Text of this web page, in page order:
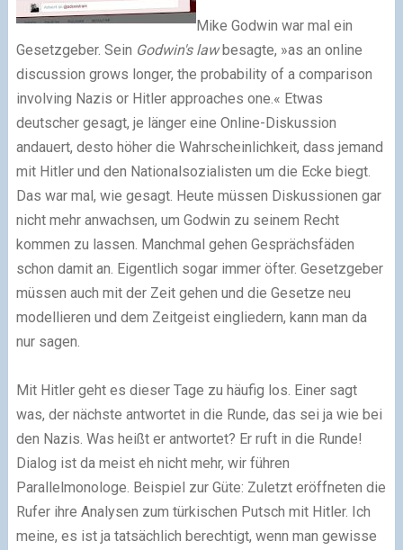
Mike Godwin war mal ein
Gesetzgeber. Sein Godwin's lawbesagte, »as an online
discussion grows longer, the probability of a comparison
involving Nazis or Hitler approaches one.« Etwas
deutscher gesagt, je länger eine Online-Diskussion
andauert, desto höher die Wahrscheinlichkeit, dass jemand
mit Hitler und den Nationalsozialisten um die Ecke biegt.
Das war mal, wie gesagt. Heute müssen Diskussionen gar
nicht mehr anwachsen, um Godwin zu seinem Recht
kommen zu lassen. Manchmal gehen Gesprächsfäden
schon damit an. Eigentlich sogar immer öfter. Gesetzgeber
müssen auch mit der Zeit gehen und die Gesetze neu
modellieren und dem Zeitgeist eingliedern, kann man da
nur sagen.
Mit Hitler geht es dieser Tage zu häufig los. Einer sagt
was, der nächste antwortet in die Runde, das sei ja wie bei
den Nazis. Was heißt er antwortet? Er ruft in die Runde!
Dialog ist da meist eh nicht mehr, wir führen
Parallelmonologe. Beispiel zur Güte: Zuletzt eröffneten die
Rufer ihre Analysen zum türkischen Putsch mit Hitler. Ich
meine, es ist ja tatsächlich berechtigt, wenn man gewisse